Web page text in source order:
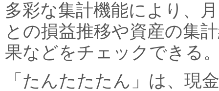
多彩な集計機能により、
との損益推移や資産の集
果などをチェックできる
「たんたたたん」は、現